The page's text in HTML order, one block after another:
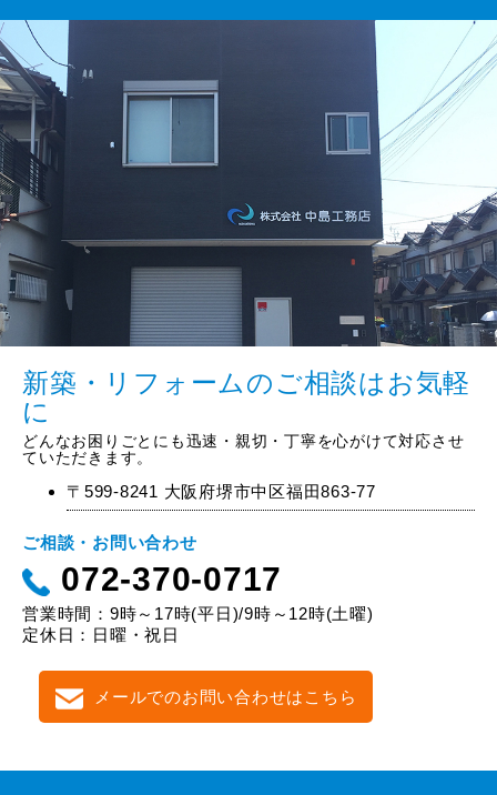
新築・リフォームのご相談はお気軽
に
どんなお困りごとにも迅速・親切・丁寧を心がけて対応させ
ていただきます。
〒599-8241 大阪府堺市中区福田863-77
ご相談・お問い合わせ
072-370-0717
営業時間：9時～17時(平日)/9時～12時(土曜)
定休日：日曜・祝日
メールでのお問い合わせはこちら